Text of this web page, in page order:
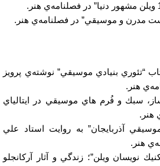
مدرن و موسيقي” در فصلنامه‌ي هنر.
“تئوري بنيادي موسيقي” نوشته‌ي پرويز
هنر.
سبك و فُرم هاي موسيقي در ايتالياي
هنر.
آذربايجان” به روايت استاد علي
هنر.
نويسان ويلن”؛ زندگي و آثار آركانجلو